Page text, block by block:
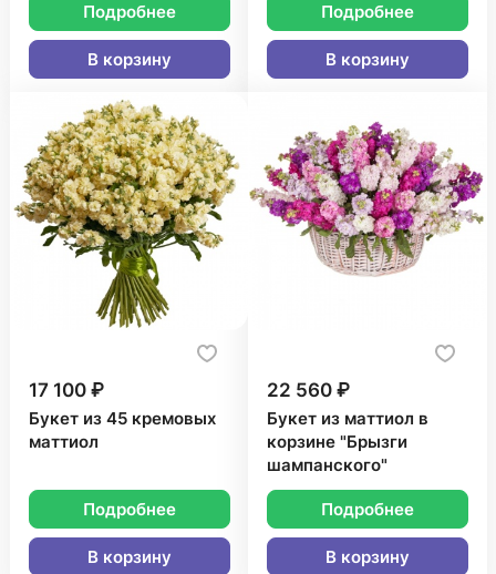
Подробнее
В корзину
Подробнее
В корзину
17 100 ₽
Букет из 45 кремовых
маттиол
Подробнее
В корзину
22 560 ₽
Букет из маттиол в
корзине "Брызги
шампанского"
Подробнее
В корзину